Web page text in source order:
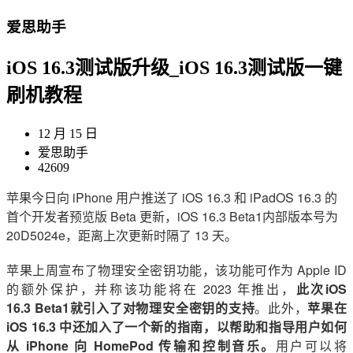
爱思助手
iOS 16.3测试版升级_iOS 16.3测试版一键
刷机教程
12 月 15 日
爱思助手
42609
苹果今日向 iPhone 用户推送了 iOS 16.3 和 iPadOS 16.3 的
首个开发者预览版 Beta 更新，iOS 16.3 Beta1内部版本号为
20D5024e，距离上次更新时隔了 13 天。
苹果上周宣布了物理安全密钥功能，该功能可作为 Apple ID
的额外保护，并称该功能将在 2023 年推出，
此次iOS
16.3 Beta1就引入了对物理安全密钥的支持。 此外，苹果在
iOS 16.3 中还加入了一个新的指南，以帮助和指导用户如何
从 iPhone 向 HomePod 传输和控制音乐。 用户可以将